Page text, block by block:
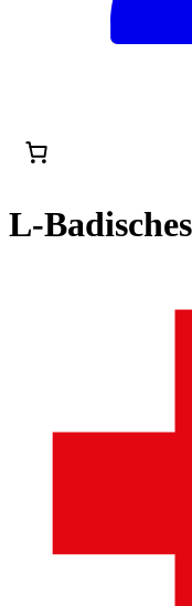
L-